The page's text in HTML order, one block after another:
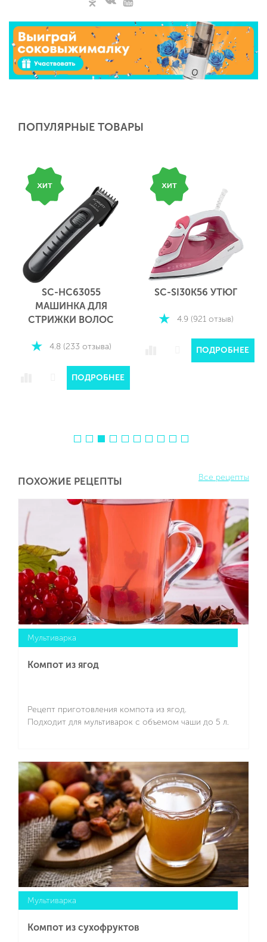
ПОПУЛЯРНЫЕ ТОВАРЫ
SC-HC63055
МАШИНКА ДЛЯ
СТРИЖКИ ВОЛОС
4.8 (233 отзыва)
ПОДРОБНЕЕ
SC-SI30K56 УТЮГ
4.9 (921 отзыв)
ПОДРОБНЕЕ
ПОХОЖИЕ РЕЦЕПТЫ Все рецепты
Мультиварка
Компот из ягод
Рецепт приготовления компота из ягод.
Подходит для мультиварок с объемом чаши до 5 л.
Подробнее
Мультиварка
Компот из сухофруктов